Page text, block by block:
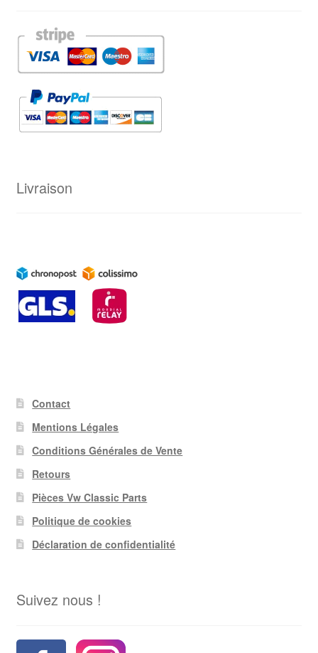
Livraison
Contact
Mentions Légales
Conditions Générales de Vente
Retours
Pièces Vw Classic Parts
Politique de cookies
Déclaration de confidentialité
Suivez nous !